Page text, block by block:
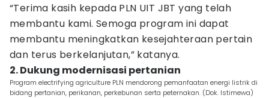
“Terima kasih kepada PLN UIT JBT yang telah
membantu kami. Semoga program ini dapat
membantu meningkatkan kesejahteraan pertain
dan terus berkelanjutan,” katanya.
2. Dukung modernisasi pertanian
Program electrifying agriculture PLN mendorong pemanfaatan energi listrik di
bidang pertanian, perikanan, perkebunan serta peternakan. (Dok. Istimewa)